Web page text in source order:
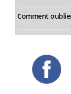
Comment